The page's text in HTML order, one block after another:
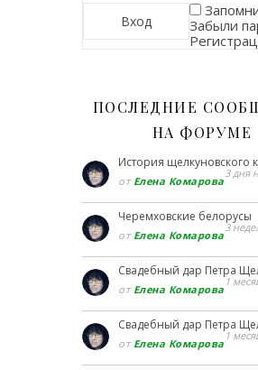
Забыли
ПОСЛЕДНИЕ
НА ФОРУМЕ
История щелкуновского
от Елена Комарова
3 дня
Черемховские белорусы
от Елена Комарова
3
Свадебный дар Петра
от Елена Комарова
1
Свадебный дар Петра
от Елена Комарова
1